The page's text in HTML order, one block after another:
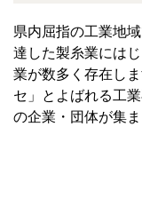
県内屈指の工業地
達した製糸業には
業が数多く存在し
セ」とよばれる工
の企業・団体が集ま